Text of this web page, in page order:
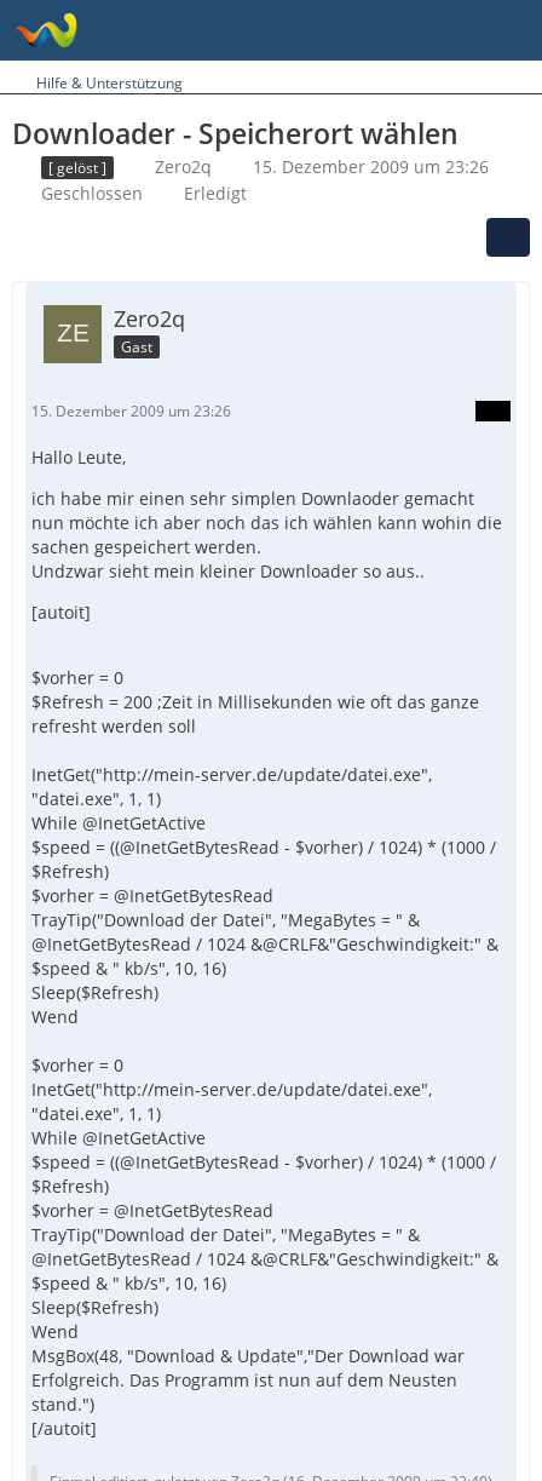
Hilfe & Unterstützung
Downloader - Speicherort wählen
[ gelöst ] Zero2q
15. Dezember 2009 um 23:26
Geschlossen
Erledigt
Zero2q
Gast
15. Dezember 2009 um 23:26
Hallo Leute,
ich habe mir einen sehr simplen Downlaoder gemacht
nun möchte ich aber noch das ich wählen kann wohin die
sachen gespeichert werden.
Undzwar sieht mein kleiner Downloader so aus..
[autoit]
$vorher = 0
$Refresh = 200 ;Zeit in Millisekunden wie oft das ganze
refresht werden soll
InetGet("http://mein-server.de/update/datei.exe",
"datei.exe", 1, 1)
While @InetGetActive
$speed = ((@InetGetBytesRead - $vorher) / 1024) * (1000 /
$Refresh)
$vorher = @InetGetBytesRead
TrayTip("Download der Datei", "MegaBytes = " &
@InetGetBytesRead / 1024 &@CRLF&"Geschwindigkeit:" &
$speed & " kb/s", 10, 16)
Sleep($Refresh)
Wend
$vorher = 0
InetGet("http://mein-server.de/update/datei.exe",
"datei.exe", 1, 1)
While @InetGetActive
$speed = ((@InetGetBytesRead - $vorher) / 1024) * (1000 /
$Refresh)
$vorher = @InetGetBytesRead
TrayTip("Download der Datei", "MegaBytes = " &
@InetGetBytesRead / 1024 &@CRLF&"Geschwindigkeit:" &
$speed & " kb/s", 10, 16)
Sleep($Refresh)
Wend
MsgBox(48, "Download & Update","Der Download war
Erfolgreich. Das Programm ist nun auf dem Neusten
stand.")
[/autoit]